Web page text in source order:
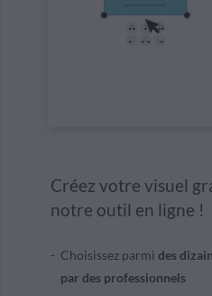
Créez votre visuel
notre outil en ligne !
Choisissez parmi des
par des professionnels